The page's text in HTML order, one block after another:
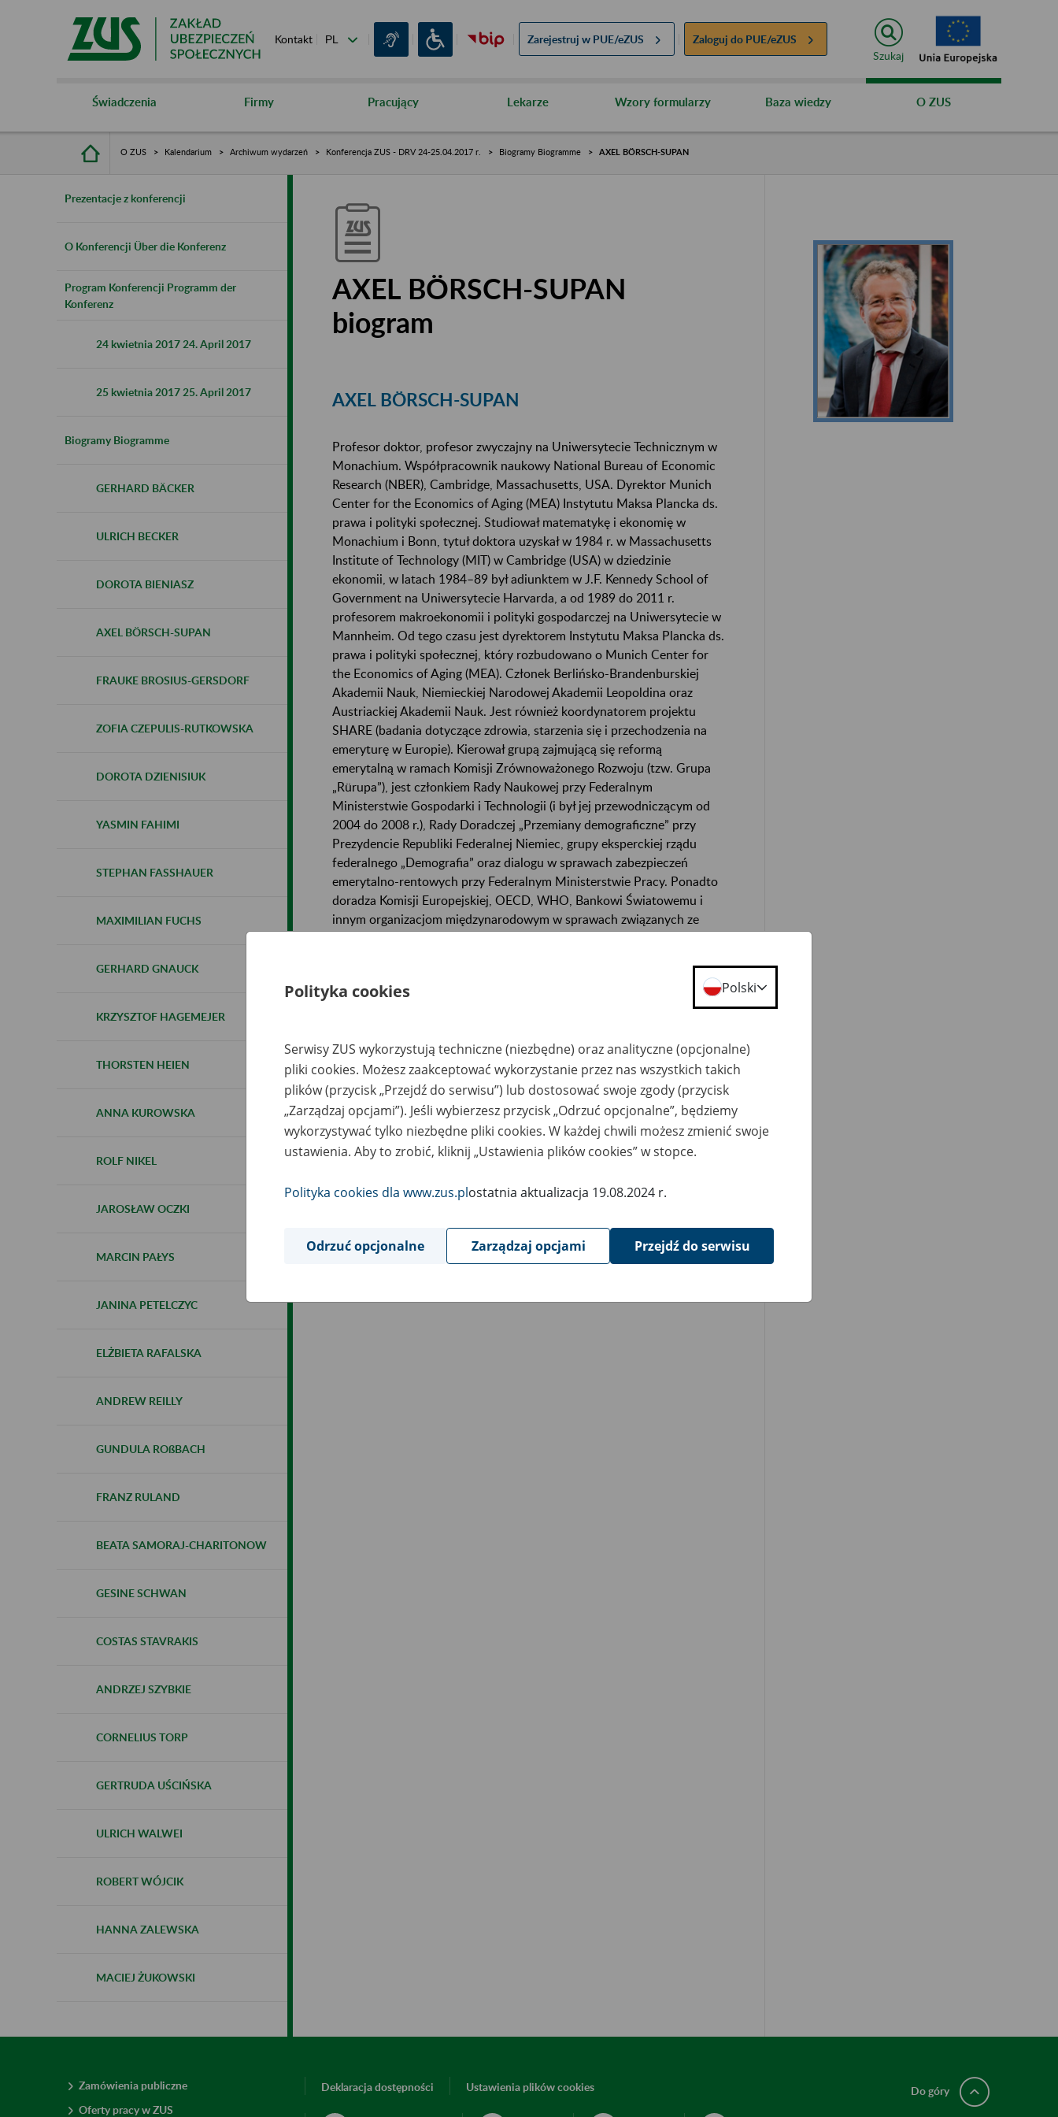
Kontakt Zarejestruj w PUE/eZUS Zaloguj do PUE/eZUS
Szukaj
Świadczenia Firmy Pracujący Lekarze Wzory formularzy Baza wiedzy O ZUS
O ZUS Kalendarium Archiwum wydarzeń Konferencja ZUS - DRV 24-25.04.2017 r. Biogramy Biogramme AXEL BÖRSCH-SUPAN
Prezentacje z konferencji
O Konferencji Über die Konferenz
Program Konferencji Programm der
Konferenz
24 kwietnia 2017 24. April 2017
25 kwietnia 2017 25. April 2017
Biogramy Biogramme
GERHARD BÄCKER
ULRICH BECKER
DOROTA BIENIASZ
AXEL BÖRSCH-SUPAN
FRAUKE BROSIUS-GERSDORF
ZOFIA CZEPULIS-RUTKOWSKA
DOROTA DZIENISIUK
YASMIN FAHIMI
STEPHAN FASSHAUER
MAXIMILIAN FUCHS
GERHARD GNAUCK
KRZYSZTOF HAGEMEJER
THORSTEN HEIEN
ANNA KUROWSKA
ROLF NIKEL
JAROSŁAW OCZKI
MARCIN PAŁYS
JANINA PETELCZYC
ELŻBIETA RAFALSKA
ANDREW REILLY
GUNDULA ROßBACH
FRANZ RULAND
BEATA SAMORAJ-CHARITONOW
GESINE SCHWAN
COSTAS STAVRAKIS
ANDRZEJ SZYBKIE
CORNELIUS TORP
GERTRUDA UŚCIŃSKA
ULRICH WALWEI
ROBERT WÓJCIK
HANNA ZALEWSKA
MACIEJ ŻUKOWSKI
AXEL BÖRSCH-SUPAN
biogram
AXEL BÖRSCH-SUPAN
Profesor doktor, profesor zwyczajny na Uniwersytecie Technicznym w
Monachium. Współpracownik naukowy National Bureau of Economic
Research (NBER), Cambridge, Massachusetts, USA. Dyrektor Munich
Center for the Economics of Aging (MEA) Instytutu Maksa Plancka ds.
prawa i polityki społecznej. Studiował matematykę i ekonomię w
Monachium i Bonn, tytuł doktora uzyskał w 1984 r. w Massachusetts
Institute of Technology (MIT) w Cambridge (USA) w dziedzinie
ekonomii, w latach 1984–89 był adiunktem w J.F. Kennedy School of
Government na Uniwersytecie Harvarda, a od 1989 do 2011 r.
profesorem makroekonomii i polityki gospodarczej na Uniwersytecie w
Mannheim. Od tego czasu jest dyrektorem Instytutu Maksa Plancka ds.
prawa i polityki społecznej, który rozbudowano o Munich Center for
the Economics of Aging (MEA). Członek Berlińsko-Brandenburskiej
Akademii Nauk, Niemieckiej Narodowej Akademii Leopoldina oraz
Austriackiej Akademii Nauk. Jest również koordynatorem projektu
SHARE (badania dotyczące zdrowia, starzenia się i przechodzenia na
emeryturę w Europie). Kierował grupą zajmującą się reformą
emerytalną w ramach Komisji Zrównoważonego Rozwoju (tzw. Grupa
„Rürupa”), jest członkiem Rady Naukowej przy Federalnym
Ministerstwie Gospodarki i Technologii (i był jej przewodniczącym od
2004 do 2008 r.), Rady Doradczej „Przemiany demograficzne” przy
Prezydencie Republiki Federalnej Niemiec, grupy eksperckiej rządu
federalnego „Demografia” oraz dialogu w sprawach zabezpieczeń
emerytalno-rentowych przy Federalnym Ministerstwie Pracy. Ponadto
doradza Komisji Europejskiej, OECD, WHO, Bankowi Światowemu i
innym organizacjom międzynarodowym w sprawach związanych ze
warunkami pracy, stanem zdrowia. Rola rent inwalidzkich
Zamówienia publiczne
Oferty pracy w ZUS
Deklaracja dostępności Ustawienia plików cookies Do góry
Polityka cookies Polski
Serwisy ZUS wykorzystują techniczne (niezbędne) oraz analityczne (opcjonalne)
pliki cookies. Możesz zaakceptować wykorzystanie przez nas wszystkich takich
plików (przycisk „Przejdź do serwisu”) lub dostosować swoje zgody (przycisk
„Zarządzaj opcjami”). Jeśli wybierzesz przycisk „Odrzuć opcjonalne”, będziemy
wykorzystywać tylko niezbędne pliki cookies. W każdej chwili możesz zmienić swoje
ustawienia. Aby to zrobić, kliknij „Ustawienia plików cookies” w stopce.
Polityka cookies dla www.zus.plostatnia aktualizacja 19.08.2024 r.
Odrzuć opcjonalne Zarządzaj opcjami Przejdź do serwisu